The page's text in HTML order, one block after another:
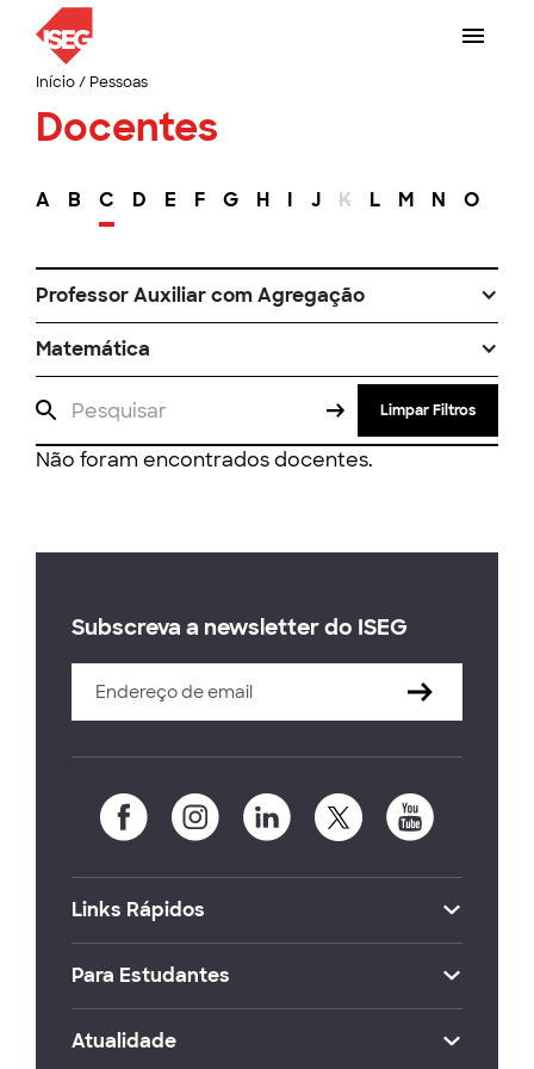
Início/ Pessoas
Docentes
A B C D E F G H I J K L M N O
Professor Auxiliar com Agregação
Matemática
Limpar Filtros
Não foram encontrados docentes.
Subscreva a newsletter do ISEG
Links Rápidos
Para Estudantes
Atualidade